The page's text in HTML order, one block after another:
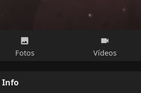
Fotos Vídeos
Info